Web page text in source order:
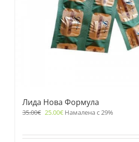
Лида Нова Формула
35.00€ 25.00€ Намалена с 29%